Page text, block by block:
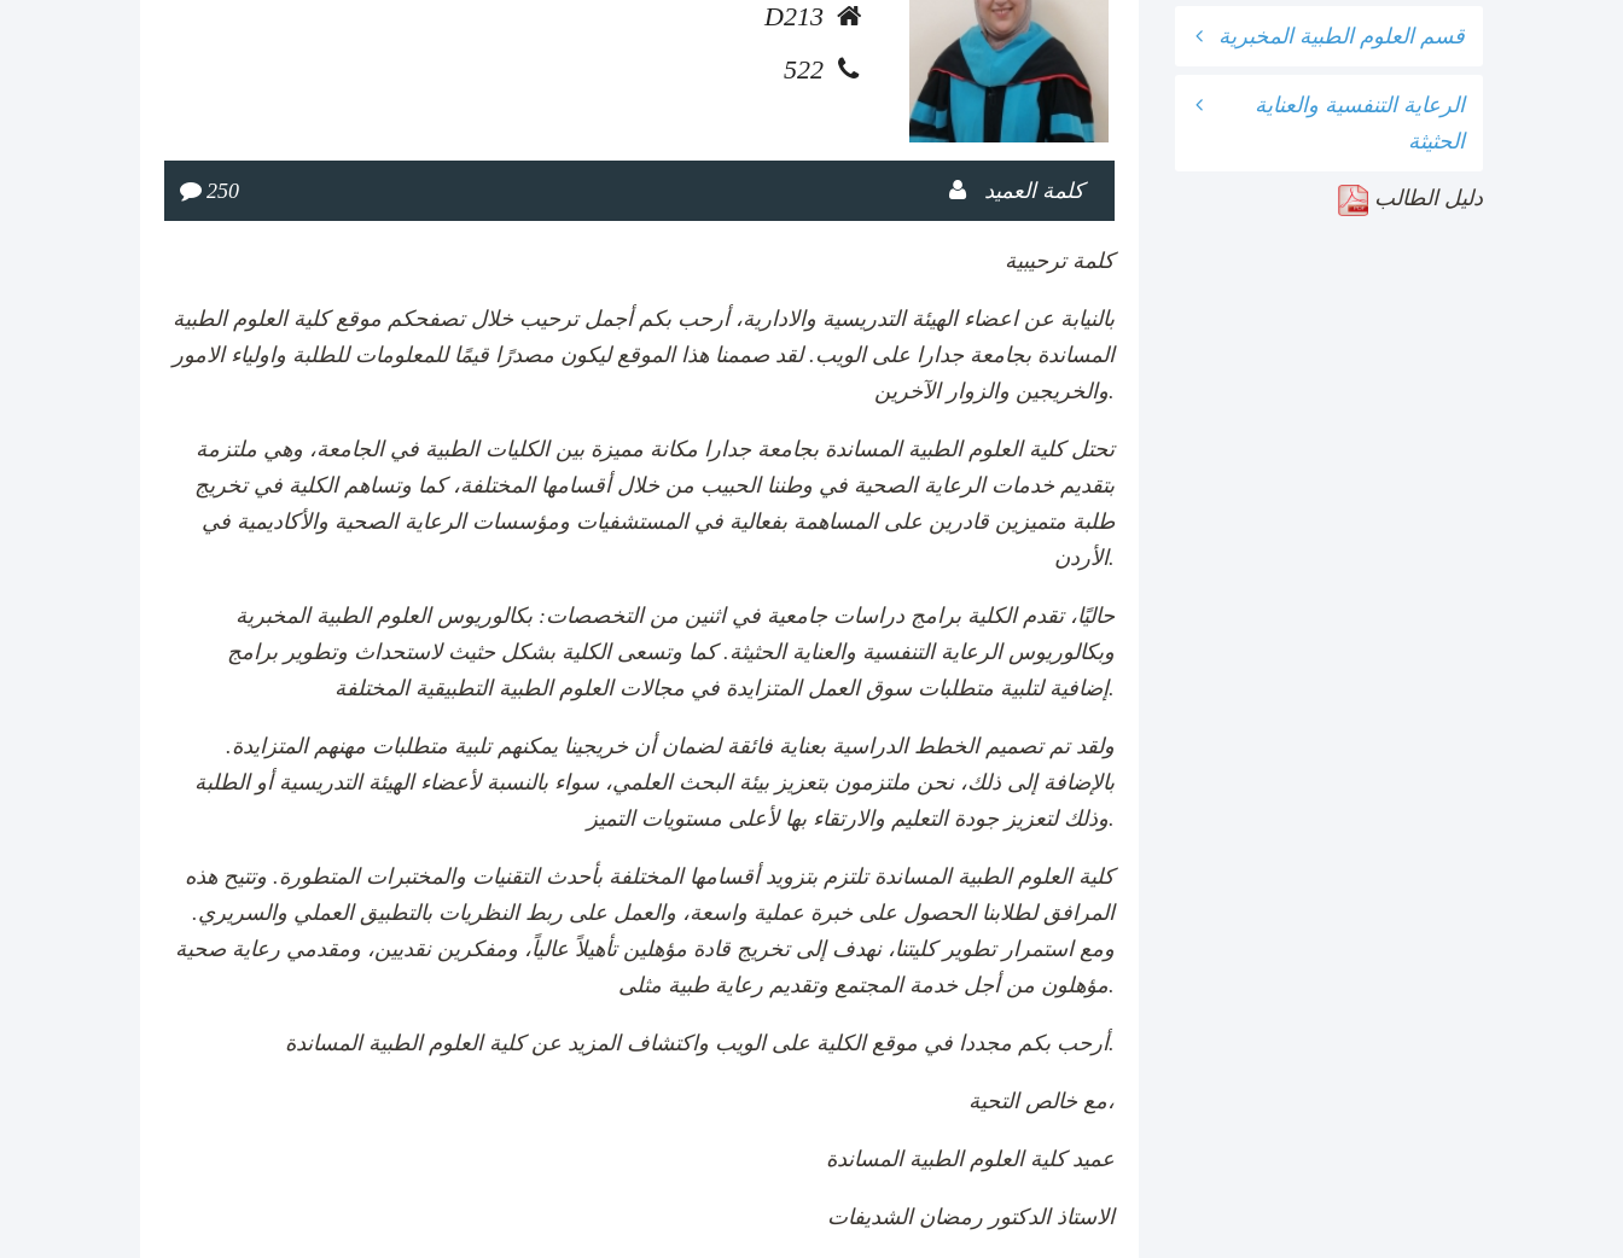
D213
522
كلمة العميد 250
كلمة ترحيبية
بالنيابة عن اعضاء الهيئة التدريسية والادارية، أرحب بكم أجمل ترحيب خلال تصفحكم موقع كلية العلوم الطبية
المساندة بجامعة جدارا على الويب. لقد صممنا هذا الموقع ليكون مصدرًا قيمًا للمعلومات للطلبة واولياء الامور
والخريجين والزوار الآخرين.
تحتل كلية العلوم الطبية المساندة بجامعة جدارا مكانة مميزة بين الكليات الطبية في الجامعة، وهي ملتزمة
بتقديم خدمات الرعاية الصحية في وطننا الحبيب من خلال أقسامها المختلفة، كما وتساهم الكلية في تخريج
طلبة متميزين قادرين على المساهمة بفعالية في المستشفيات ومؤسسات الرعاية الصحية والأكاديمية في
الأردن.
حاليًا، تقدم الكلية برامج دراسات جامعية في اثنين من التخصصات: بكالوريوس العلوم الطبية المخبرية
وبكالوريوس الرعاية التنفسية والعناية الحثيثة. كما وتسعى الكلية بشكل حثيث لاستحداث وتطوير برامج
إضافية لتلبية متطلبات سوق العمل المتزايدة في مجالات العلوم الطبية التطبيقية المختلفة.
ولقد تم تصميم الخطط الدراسية بعناية فائقة لضمان أن خريجينا يمكنهم تلبية متطلبات مهنهم المتزايدة.
بالإضافة إلى ذلك، نحن ملتزمون بتعزيز بيئة البحث العلمي، سواء بالنسبة لأعضاء الهيئة التدريسية أو الطلبة
وذلك لتعزيز جودة التعليم والارتقاء بها لأعلى مستويات التميز.
كلية العلوم الطبية المساندة تلتزم بتزويد أقسامها المختلفة بأحدث التقنيات والمختبرات المتطورة. وتتيح هذه
المرافق لطلابنا الحصول على خبرة عملية واسعة، والعمل على ربط النظريات بالتطبيق العملي والسريري.
ومع استمرار تطوير كليتنا، نهدف إلى تخريج قادة مؤهلين تأهيلاً عالياً، ومفكرين نقديين، ومقدمي رعاية صحية
مؤهلون من أجل خدمة المجتمع وتقديم رعاية طبية مثلى.
أرحب بكم مجددا في موقع الكلية على الويب واكتشاف المزيد عن كلية العلوم الطبية المساندة.
مع خالص التحية،
عميد كلية العلوم الطبية المساندة
الاستاذ الدكتور رمضان الشديفات
قسم العلوم الطبية المخبرية
الرعاية التنفسية والعناية
الحثيثة
دليل الطالب